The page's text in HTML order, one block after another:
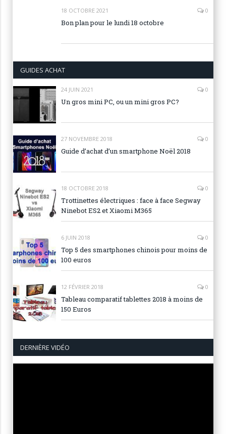
18 OCTOBRE 2021 0
Bon plan pour le lundi 18 octobre
GUIDES ACHAT
24 JUIN 2021 0
Un gros mini PC, ou un mini gros PC?
27 NOVEMBRE 2018 0
Guide d’achat d’un smartphone Noël 2018
18 OCTOBRE 2018 0
Trottinettes électriques : face à face Segway
Ninebot ES2 et Xiaomi M365
6 JUIN 2018 0
Top 5 des smartphones chinois pour moins de
100 euros
12 FÉVRIER 2018 0
Tableau comparatif tablettes 2018 à moins de
150 Euros
DERNIÈRE VIDÉO